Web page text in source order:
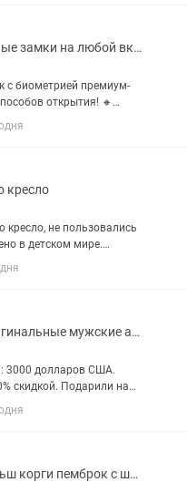
Декоративные...
Электронные замки на любой вкус цвет и кошелек
с биометрией премиум-
открытия! 🔸
— быстро и точно 🔸
распознавание
🔸 Карта...
кресло
кресло, не пользовались
в детском мире.
в маг сейчас 24 тыс. На
Новые оригинальные мужские автоматические швейцарские часы Armand Nicolet.
3000 долларов США.
Подарили на
не мой стиль.
Страна: Швейцария
щенки вельш корги пемброк с шикарной родословной